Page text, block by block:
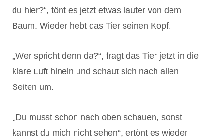
du hier?“, tönt es jetzt etwas lauter von dem
Baum. Wieder hebt das Tier seinen Kopf.
Wer spricht denn da?“, fragt das Tier jetzt in die
klare Luft hinein und schaut sich nach allen
Seiten um.
Du musst schon nach oben schauen, sonst
kannst du mich nicht sehen“, ertönt es wieder